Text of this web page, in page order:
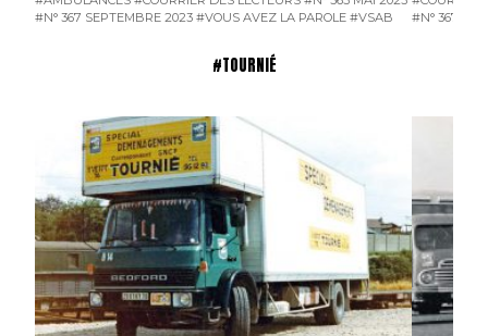
#N° 367 SEPTEMBRE 2023 #VOUS AVEZ LA PAROLE #VSAB
#N° 367
#TOURNIÉ